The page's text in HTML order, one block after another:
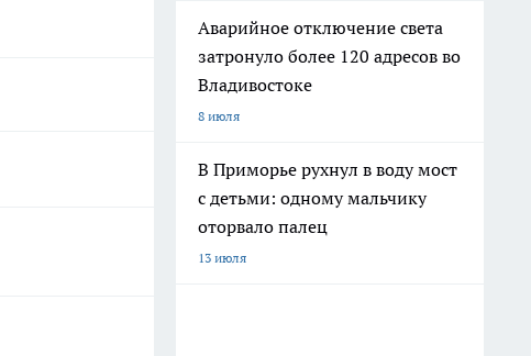
Аварийное отключение света
затронуло более 120 адресов во
Владивостоке
8 июля
В Приморье рухнул в воду мост
с детьми: одному мальчику
оторвало палец
13 июля